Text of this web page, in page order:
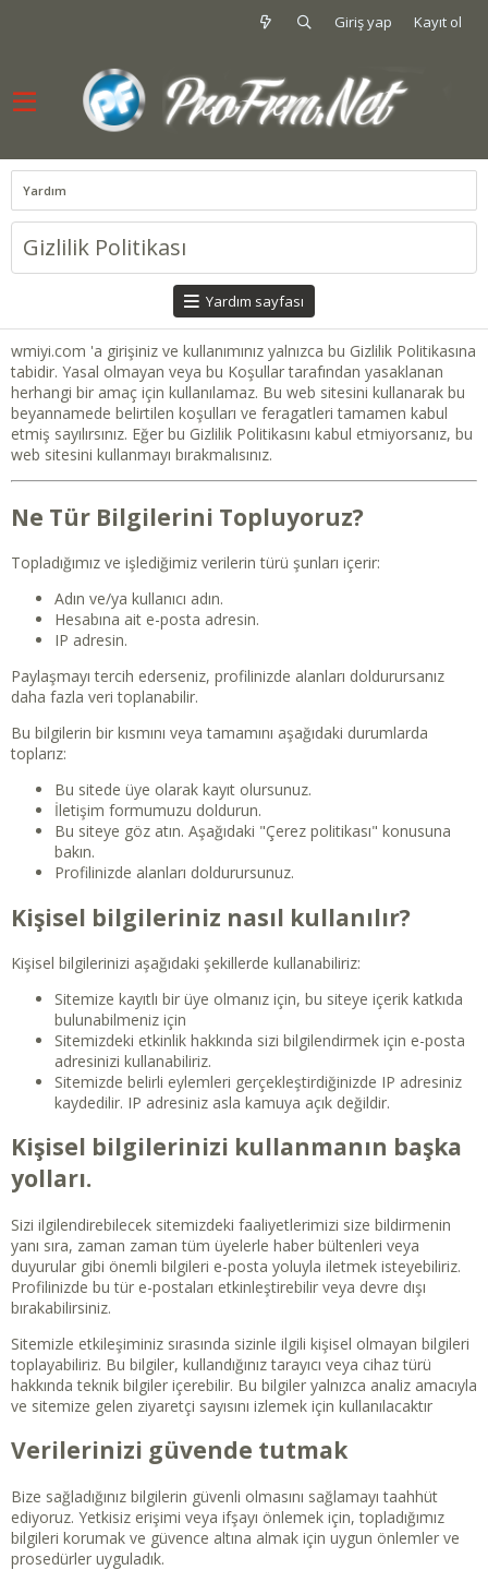
Giriş yap Kayıt ol
Yardım
Gizlilik Politikası
Yardım sayfası
wmiyi.com 'a girişiniz ve kullanımınız yalnızca bu Gizlilik Politikasına
tabidir. Yasal olmayan veya bu Koşullar tarafından yasaklanan
herhangi bir amaç için kullanılamaz. Bu web sitesini kullanarak bu
beyannamede belirtilen koşulları ve feragatleri tamamen kabul
etmiş sayılırsınız. Eğer bu Gizlilik Politikasını kabul etmiyorsanız, bu
web sitesini kullanmayı bırakmalısınız.
Ne Tür Bilgilerini Topluyoruz?
Topladığımız ve işlediğimiz verilerin türü şunları içerir:
Adın ve/ya kullanıcı adın.
Hesabına ait e-posta adresin.
IP adresin.
Paylaşmayı tercih ederseniz, profilinizde alanları doldurursanız
daha fazla veri toplanabilir.
Bu bilgilerin bir kısmını veya tamamını aşağıdaki durumlarda
toplarız:
Bu sitede üye olarak kayıt olursunuz.
İletişim formumuzu doldurun.
Bu siteye göz atın. Aşağıdaki "Çerez politikası" konusuna
bakın.
Profilinizde alanları doldurursunuz.
Kişisel bilgileriniz nasıl kullanılır?
Kişisel bilgilerinizi aşağıdaki şekillerde kullanabiliriz:
Sitemize kayıtlı bir üye olmanız için, bu siteye içerik katkıda
bulunabilmeniz için
Sitemizdeki etkinlik hakkında sizi bilgilendirmek için e-posta
adresinizi kullanabiliriz.
Sitemizde belirli eylemleri gerçekleştirdiğinizde IP adresiniz
kaydedilir. IP adresiniz asla kamuya açık değildir.
Kişisel bilgilerinizi kullanmanın başka
yolları.
Sizi ilgilendirebilecek sitemizdeki faaliyetlerimizi size bildirmenin
yanı sıra, zaman zaman tüm üyelerle haber bültenleri veya
duyurular gibi önemli bilgileri e-posta yoluyla iletmek isteyebiliriz.
Profilinizde bu tür e-postaları etkinleştirebilir veya devre dışı
bırakabilirsiniz.
Sitemizle etkileşiminiz sırasında sizinle ilgili kişisel olmayan bilgileri
toplayabiliriz. Bu bilgiler, kullandığınız tarayıcı veya cihaz türü
hakkında teknik bilgiler içerebilir. Bu bilgiler yalnızca analiz amacıyla
ve sitemize gelen ziyaretçi sayısını izlemek için kullanılacaktır
Verilerinizi güvende tutmak
Bize sağladığınız bilgilerin güvenli olmasını sağlamayı taahhüt
ediyoruz. Yetkisiz erişimi veya ifşayı önlemek için, topladığımız
bilgileri korumak ve güvence altına almak için uygun önlemler ve
prosedürler uyguladık.